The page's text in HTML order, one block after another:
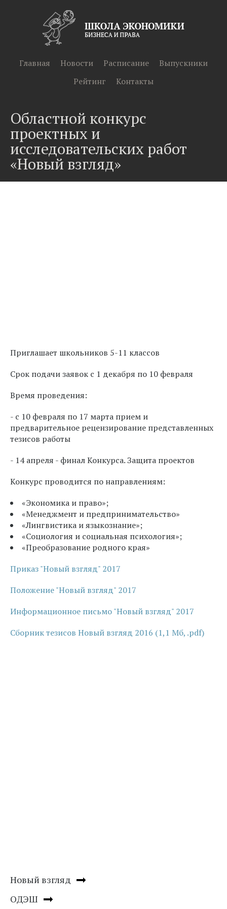
Главная Новости Расписание
Выпускники
Рейтинг
Контакты
Областной конкурс
проектных и
исследовательских работ
«Новый взгляд»
Приглашает школьников 5-11 классов
Срок подачи заявок с 1 декабря по 10 февраля
Время проведения:
- с 10 февраля по 17 марта прием и
предварительное рецензирование представленных
тезисов работы
- 14 апреля - финал Конкурса. Защита проектов
Конкурс проводится по направлениям:
«Экономика и право»;
«Менеджмент и предпринимательство»
«Лингвистика и языкознание»;
«Социология и социальная психология»;
«Преобразование родного края»
Приказ "Новый взгляд" 2017
Положение "Новый взгляд" 2017
Информационное письмо "Новый взгляд" 2017
Сборник тезисов Новый взгляд 2016 (1,1 Мб, .pdf)
Новый взгляд
ОДЭШ